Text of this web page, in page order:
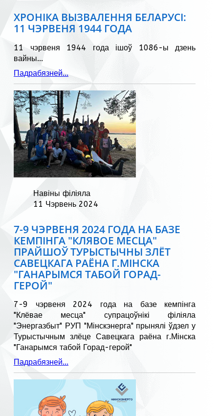
ХРОНІКА ВЫЗВАЛЕННЯ БЕЛАРУСІ:
11 ЧЭРВЕНЯ 1944 ГОДА
11 чэрвеня 1944 года ішоў 1086-ы дзень
вайны...
Падрабязней...
Навіны філіяла
11 Чэрвень 2024
7-9 ЧЭРВЕНЯ 2024 ГОДА НА БАЗЕ
КЕМПІНГА "КЛЯВОЕ МЕСЦА"
ПРАЙШОЎ ТУРЫСТЫЧНЫ ЗЛЁТ
САВЕЦКАГА РАЁНА Г.МІНСКА
"ГАНАРЫМСЯ ТАБОЙ ГОРАД-
ГЕРОЙ"
7-9 чэрвеня 2024 года на базе кемпінга
"Клёвае месца" супрацоўнікі філіяла
"Энергазбыт" РУП "Мінскэнерга" прынялі ўдзел у
Турыстычным злёце Савецкага раёна г.Мінска
"Ганарымся табой Горад-герой"
Падрабязней...